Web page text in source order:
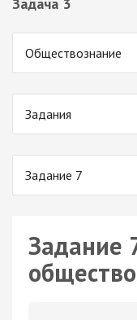
Обществознание
Задания
Задание 7
Задание